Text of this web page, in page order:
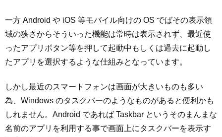
一方 Android や iOS 等モバイル向けの OS でばその表示領
域の狭さからそういった機能は常時は表示されず、最近使
ったアプリボタン等を押して起動中もしくは過去に起動し
たアプリを選択するような仕組みとなっています。
しかし最近のスマートフォンは画面が大きいものも多い
為、Windows のタスクバーのようなものがあると便利かも
しれません。Android であれば Taskbar というそのまんまな
名前のアプリを利用する事で画面上にタスクバーを表示す